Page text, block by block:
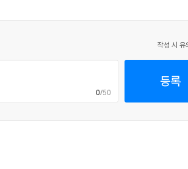
작성 시 유
0/50
등록